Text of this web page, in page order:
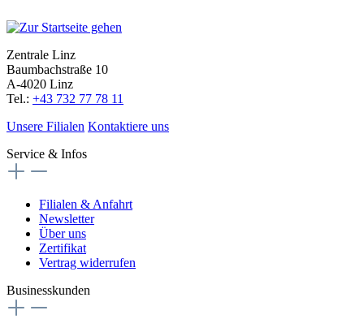
Zentrale Linz
Baumbachstraße 10
A-4020 Linz
Tel.: +43 732 77 78 11
Unsere Filialen Kontaktiere uns
Service & Infos
Filialen & Anfahrt
Newsletter
Über uns
Zertifikat
Vertrag widerrufen
Businesskunden